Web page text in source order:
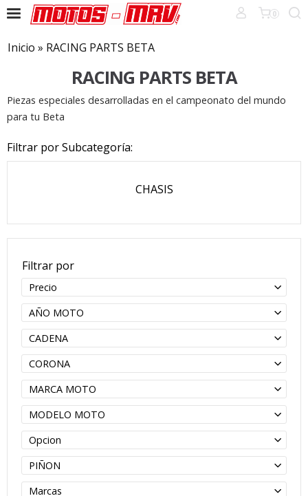
0
Inicio » RACING PARTS BETA
RACING PARTS BETA
Piezas especiales desarrolladas en el campeonato del mundo
para tu Beta
Filtrar por Subcategoría:
CHASIS
Filtrar por
Precio
AÑO MOTO
CADENA
CORONA
MARCA MOTO
MODELO MOTO
Opcion
PIÑON
Marcas